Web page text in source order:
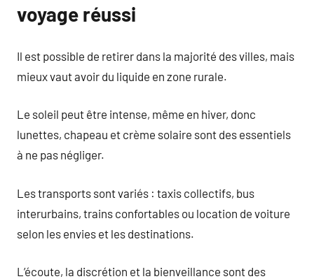
voyage réussi
Il est possible de retirer dans la majorité des villes, mais
mieux vaut avoir du liquide en zone rurale.
Le soleil peut être intense, même en hiver, donc
lunettes, chapeau et crème solaire sont des essentiels
à ne pas négliger.
Les transports sont variés : taxis collectifs, bus
interurbains, trains confortables ou location de voiture
selon les envies et les destinations.
L’écoute, la discrétion et la bienveillance sont des